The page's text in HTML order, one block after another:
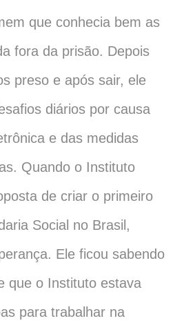
que conhecia bem as
fora da prisão. Depois
preso e após sair, ele
diários por causa
e das medidas
Quando o Instituto
de criar o primeiro
Social no Brasil,
Ele ficou sabendo
que o Instituto estava
para trabalhar na